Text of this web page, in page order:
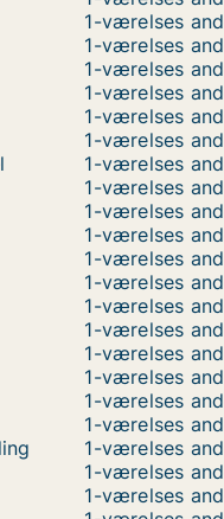
1-værelses
1-værelses
1-værelses
1-værelses
1-værelses
1-værelses
1-værelses
1-værelses
1-værelses
1-værelses
1-værelses
1-værelses
1-værelses
1-værelses
1-værelses
1-værelses
1-værelses
1-værelses
1-værelses
1-værelses
1-værelses